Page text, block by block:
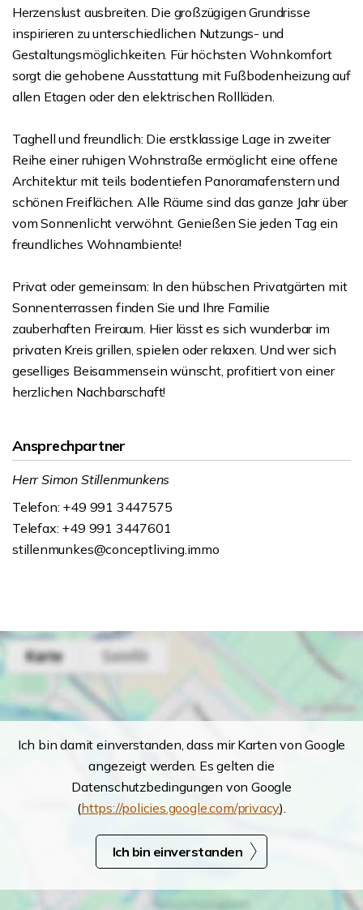
Herzenslust ausbreiten. Die großzügigen Grundrisse
inspirieren zu unterschiedlichen Nutzungs- und
Gestaltungsmöglichkeiten. Für höchsten Wohnkomfort
sorgt die gehobene Ausstattung mit Fußbodenheizung auf
allen Etagen oder den elektrischen Rollläden.
Taghell und freundlich: Die erstklassige Lage in zweiter
Reihe einer ruhigen Wohnstraße ermöglicht eine offene
Architektur mit teils bodentiefen Panoramafenstern und
schönen Freiflächen. Alle Räume sind das ganze Jahr über
vom Sonnenlicht verwöhnt. Genießen Sie jeden Tag ein
freundliches Wohnambiente!
Privat oder gemeinsam: In den hübschen Privatgärten mit
Sonnenterrassen finden Sie und Ihre Familie
zauberhaften Freiraum. Hier lässt es sich wunderbar im
privaten Kreis grillen, spielen oder relaxen. Und wer sich
geselliges Beisammensein wünscht, profitiert von einer
herzlichen Nachbarschaft!
Ansprechpartner
Herr Simon Stillenmunkens
Telefon: +49 991 3447575
Telefax: +49 991 3447601
stillenmunkes@conceptliving.immo
Ich bin damit einverstanden, dass mir Karten von Google
angezeigt werden. Es gelten die
Datenschutzbedingungen von Google
(https://policies.google.com/privacy).
Ich bin einverstanden